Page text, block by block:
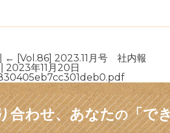
← [Vol.86] 2023.11月号 社内報
2023年11月20日
合わせ、あなたの「で